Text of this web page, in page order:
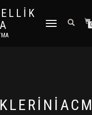
DOLAŞIMI AÇ/